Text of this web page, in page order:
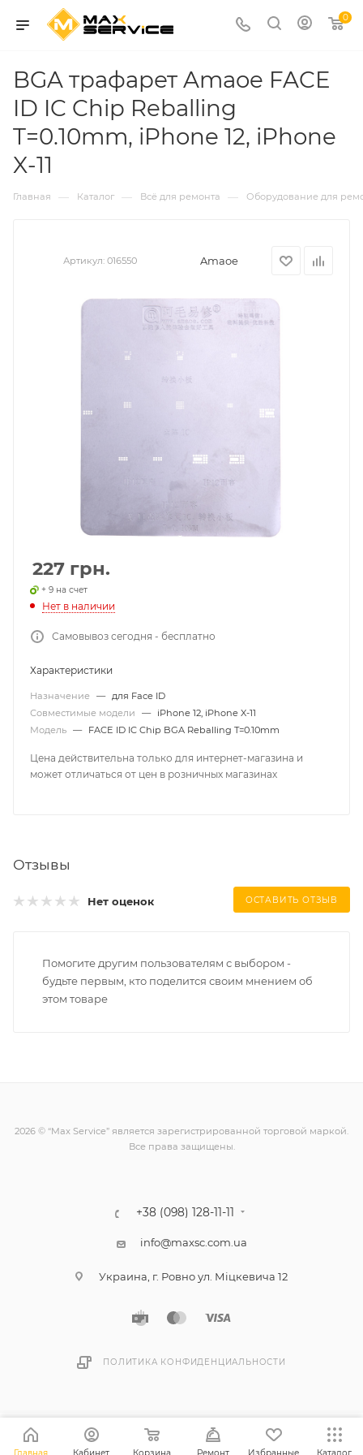
0
BGA трафарет Amaoe FACE
ID IC Chip Reballing
T=0.10mm, iPhone 12, iPhone
X-11
Главная — Каталог — Всё для ремонта — Оборудование для
Артикул: 016550 Amaoe
227 грн.
+ 9 на счет
Нет в наличии
Самовывоз сегодня - бесплатно
Характеристики
Назначение — для Face ID
Совместимые модели
—
iPhone 12, iPhone X-11
Модель — FACE ID IC Chip BGA Reballing T=0.10mm
Цена действительна только для интернет-магазина и
может отличаться от цен в розничных магазинах
Отзывы
Нет оценок ОСТАВИТЬ ОТЗЫВ
Помогите другим пользователям с выбором -
будьте первым, кто поделится своим мнением об
этом товаре
2026 © “Max Service” является зарегистрированной торговой маркой.
Все права защищены.
+38 (098) 128-11-11
info@maxsc.com.ua
Украина, г. Ровно ул. Міцкевича 12
ПОЛИТИКА КОНФИДЕНЦИАЛЬНОСТИ
Главная Кабинет Корзина Ремонт Избранные Каталог